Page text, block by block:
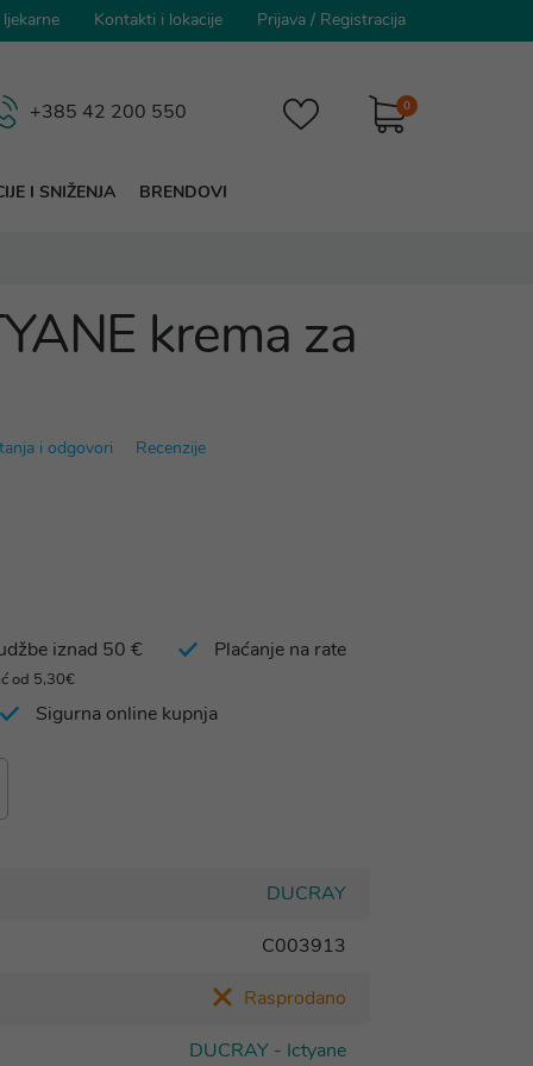
Kontakti i lokacije Prijava / Registracija
0
+385 42 200 550
I SNIŽENJA BRENDOVI
krema za
i odgovori Recenzije
iznad 50 €
od 5,30€
Plaćanje na rate
Sigurna online kupnja
DUCRAY
C003913
Rasprodano
DUCRAY - Ictyane